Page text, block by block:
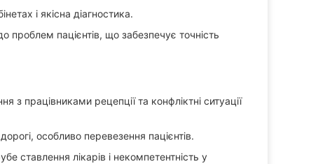
і якісна діагностика.
проблем пацієнтів, що забезпечує точність
з працівниками рецепції та конфліктні ситуації
особливо перевезення пацієнтів.
ставлення лікарів і некомпетентність у